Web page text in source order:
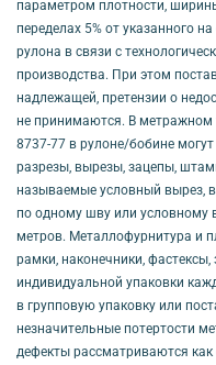
параметром плотности,
переделах 5% от указанного
рулона в связи с
производства. При этом
надлежащей, претензии о
не принимаются. В метражном
8737-77 в рулоне/бобине
разрезы, вырезы, зацепы,
называемые условный вырез,
по одному шву или условному
метров. Металлофурнитура и
рамки, наконечники,
индивидуальной упаковки
в групповую упаковку или
незначительные потертости
дефекты рассматриваются как